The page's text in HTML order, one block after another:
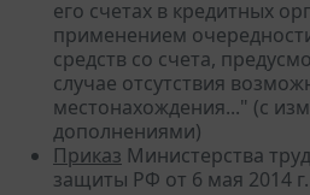
его счетах в кредитных
применением
средств со счета,
случае отсутствия
местонахождения..." (с
дополнениями)
Приказ Министерства
защиты РФ от 6 мая 2014